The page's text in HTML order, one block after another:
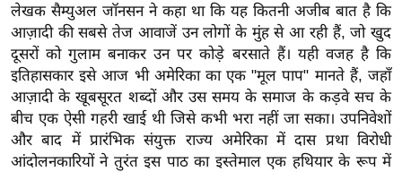
स
म
सा
म
यि
क
मा
लेखक सैम्युअल जॉनसन ने कहा था कि यह कितनी अजीब बात है कि
आज़ादी की सबसे तेज आवाजें उन लोगों के मुंह से आ रही हैं, जो खुद
दूसरों को गुलाम बनाकर उन पर कोड़े बरसाते हैं। यही वजह है कि
इतिहासकार इसे आज भी अमेरिका का एक "मूल पाप" मानते हैं, जहाँ
आज़ादी के खूबसूरत शब्दों और उस समय के समाज के कड़वे सच के
बीच एक ऐसी गहरी खाई थी जिसे कभी भरा नहीं जा सका। उपनिवेशों
और बाद में प्रारंभिक संयुक्त राज्य अमेरिका में दास प्रथा विरोधी
आंदोलनकारियों ने तुरंत इस पाठ का इस्तेमाल एक हथियार के रूप में